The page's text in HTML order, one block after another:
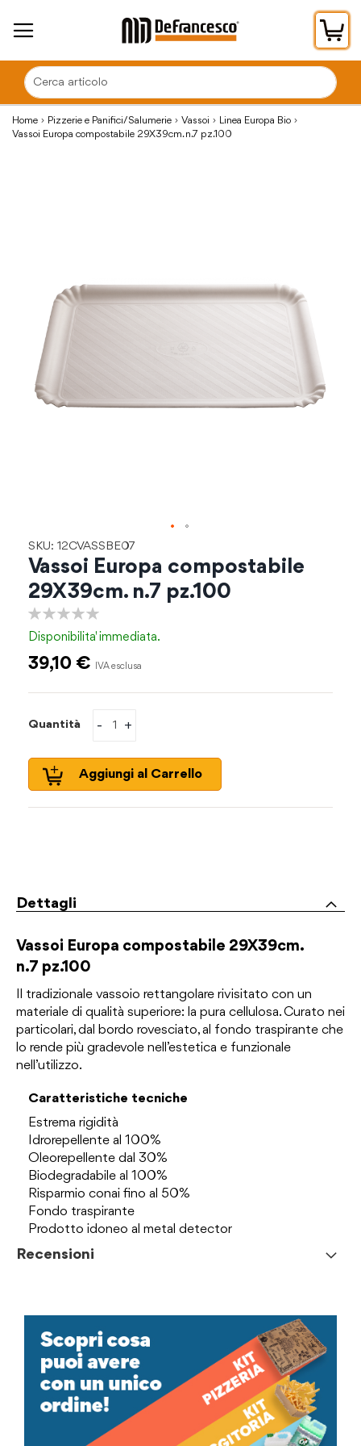
Home Pizzerie e Panifici/Salumerie Vassoi
Linea Europa Bio
Vassoi Europa compostabile 29X39cm. n.7 pz.100
SKU: 12CVASSBE07
Vassoi Europa compostabile
29X39cm. n.7 pz.100
Disponibilita'immediata.
39,10 €
Quantità +
-
Aggiungi al Carrello
Dettagli
Vassoi Europa compostabile 29X39cm.
n.7 pz.100
Il tradizionale vassoio rettangolare rivisitato con un
materiale di qualità superiore: la pura cellulosa. Curato nei
particolari, dal bordo rovesciato, al fondo traspirante che
lo rende più gradevole nell’estetica e funzionale
nell’utilizzo.
Caratteristiche tecniche
Estrema rigidità
Idrorepellente al 100%
Oleorepellente dal 30%
Biodegradabile al 100%
Risparmio conai fino al 50%
Fondo traspirante
Prodotto idoneo al metal detector
Recensioni
all'inizio
galleria